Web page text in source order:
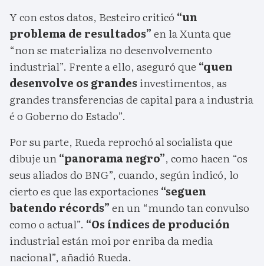
Y con estos datos, Besteiro criticó “un
problema de resultados”en la Xunta que
“non se materializa no desenvolvemento
industrial”. Frente a ello, aseguró que “quen
desenvolve os grandes investimentos, as
grandes transferencias de capital para a industria
é o Goberno do Estado”.
Por su parte, Rueda reprochó al socialista que
dibuje un“panorama negro”, como hacen “os
seus aliados do BNG”, cuando, según indicó, lo
cierto es que las exportaciones “seguen
batendo récords”en un “mundo tan convulso
como o actual”. “Os índices de produción
industrial están moi por enriba da media
nacional”, añadió Rueda.